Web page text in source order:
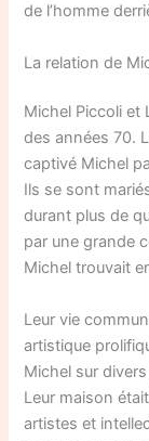
de l’homme
La relation de
Michel Piccoli et
des années 70.
captivé Michel
Ils se sont
durant plus de
par une grande
Michel trouvait
Leur vie
artistique
Michel sur
Leur maison
artistes et